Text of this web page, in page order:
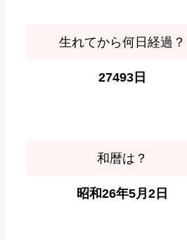
生れてから何日経過？
27493日
和暦は？
昭和26年5月2日